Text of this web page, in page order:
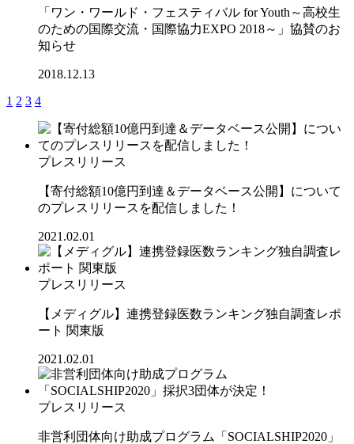
「ワン・ワールド・フェスティバル for Youth～高校生
のための国際交流・国際協力EXPO 2018～」協賛のお
知らせ
2018.12.13
1 2 3 4
プレスリリース
【寄付総額10億円到達＆データベース公開】について
のプレスリリースを配信しました！
2021.02.01
プレスリリース
【メディグル】連携登録医数ランキング独⾃調査レポ
ート 関東版
2021.02.01
プレスリリース
非営利団体向け助成プログラム「SOCIALSHIP2020」